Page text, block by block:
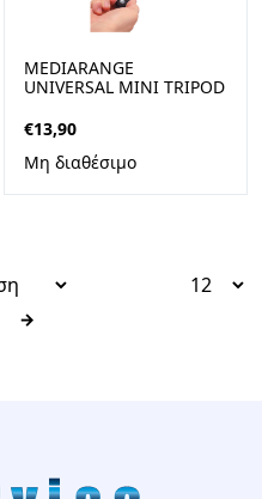
MEDIARANGE
UNIVERSAL MINI TRIPOD
AND REMOTE SHUTTER,
BLACK (MRMA205)
€13,90
Μη διαθέσιμο
→